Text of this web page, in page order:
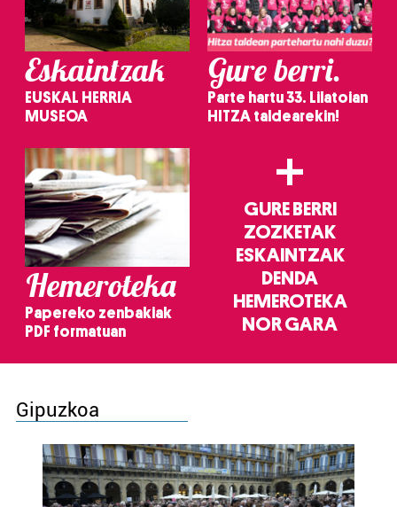
Eskaintzak
EUSKAL HERRIA
MUSEOA
Gure berri.
Parte hartu 33. Lilatoian
HITZA taldearekin!
Hemeroteka
Papereko zenbakiak
PDF formatuan
+
GURE BERRI
ZOZKETAK
ESKAINTZAK
DENDA
HEMEROTEKA
NOR GARA
Gipuzkoa